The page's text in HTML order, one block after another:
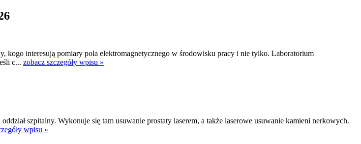
interesują pomiary pola elektromagnetycznego w środowisku pracy i nie tylko. Laboratorium
c... zobacz szczegóły wpisu »
szpitalny. Wykonuje się tam usuwanie prostaty laserem, a także laserowe usuwanie kamieni nerkowych.
wpisu »